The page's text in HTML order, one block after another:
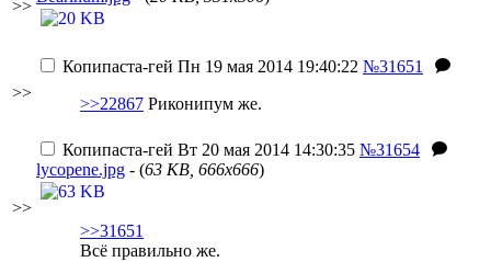
>>
>>
Копипаста-гей Пн 19 мая 2014 19:40:22 №31651
>>22867 Риконипум же.
>>
Копипаста-гей Вт 20 мая 2014 14:30:35 №31654
lycopene.jpg - (63 KB, 666x666)
>>31651
Всё правильно же.